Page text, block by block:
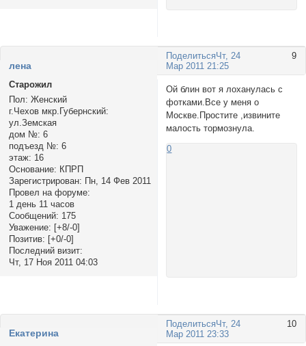
Поделиться 9
Чт, 24
Мар 2011 21:25
ленa
Старожил
Пол: Женский
г.Чехов мкр.Губернский:
ул.Земская
дом №: 6
подъезд №: 6
этаж: 16
Основание: КПРП
Зарегистрирован: Пн, 14 Фев 2011
Провел на форуме:
1 день 11 часов
Сообщений: 175
Уважение: [+8/-0]
Позитив: [+0/-0]
Последний визит:
Чт, 17 Ноя 2011 04:03
Ой блин вот я лоханулась с
фотками.Все у меня о
Москве.Простите ,извините
малость тормознула.
0
Поделиться 10
Чт, 24
Мар 2011 23:33
Екатерина